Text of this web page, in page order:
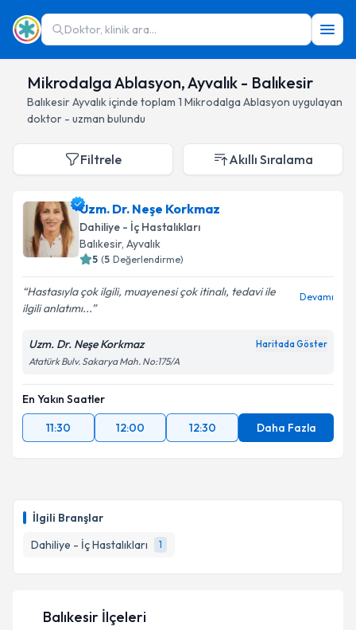
Doktor, klinik ara...
Mikrodalga Ablasyon, Ayvalık - Balıkesir
BalıkesirAyvalıkiçinde toplam 1 Mikrodalga Ablasyon uygulayan
doktor - uzman bulundu
İlgili Branşlar
Dahiliye - İç Hastalıkları
1
Filtrele Akıllı Sıralama
Uzm. Dr. Neşe Korkmaz
Dahiliye - İç Hastalıkları
Balıkesir, Ayvalık
5 (5 Değerlendirme)
Hastasıyla çok ilgili, muayenesi çok itinalı, tedavi ile
ilgili anlatımı...
Devamı
Uzm. Dr. Neşe Korkmaz Haritada Göster
Atatürk Bulv. Sakarya Mah. No:175/A
En Yakın Saatler
11:30
12:00 12:30 Daha Fazla
Balıkesir İlçeleri